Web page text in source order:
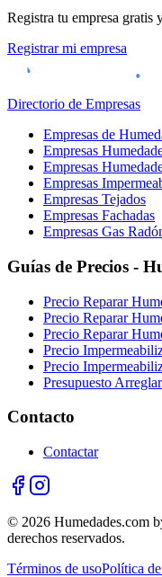
Registra tu empresa gratis
Registrar mi empresa
Directorio de Empresas
Empresas de
Empresas
Empresas
Empresas
Empresas Tejados
Empresas Fachadas
Empresas Gas
Guías de Precios -
Precio Reparar
Precio Reparar
Precio Reparar
Precio
Precio
Presupuesto
Contacto
Contactar
© 2026 Humedades.com
derechos reservados.
Términos de usoPolítica